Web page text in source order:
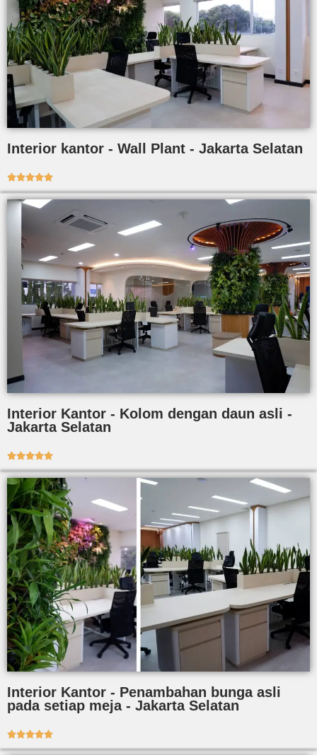
Interior kantor - Wall Plant - Jakarta Selatan

Interior Kantor - Kolom dengan daun asli -
Jakarta Selatan

Interior Kantor - Penambahan bunga asli
pada setiap meja - Jakarta Selatan
